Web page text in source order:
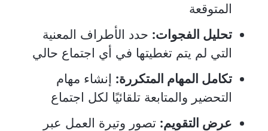
المتوقعة
تحليل الفجوات: حدد الأطراف المعنية
التي لم يتم تغطيتها في أي اجتماع حالي
تكامل المهام المتكررة: إنشاء مهام
التحضير والمتابعة تلقائيًا لكل اجتماع
عرض التقويم: تصور وتيرة العمل عبر